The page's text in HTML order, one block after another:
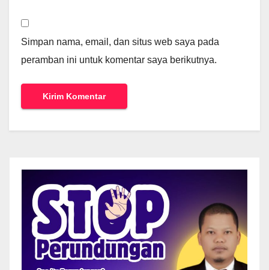
Simpan nama, email, dan situs web saya pada
peramban ini untuk komentar saya berikutnya.